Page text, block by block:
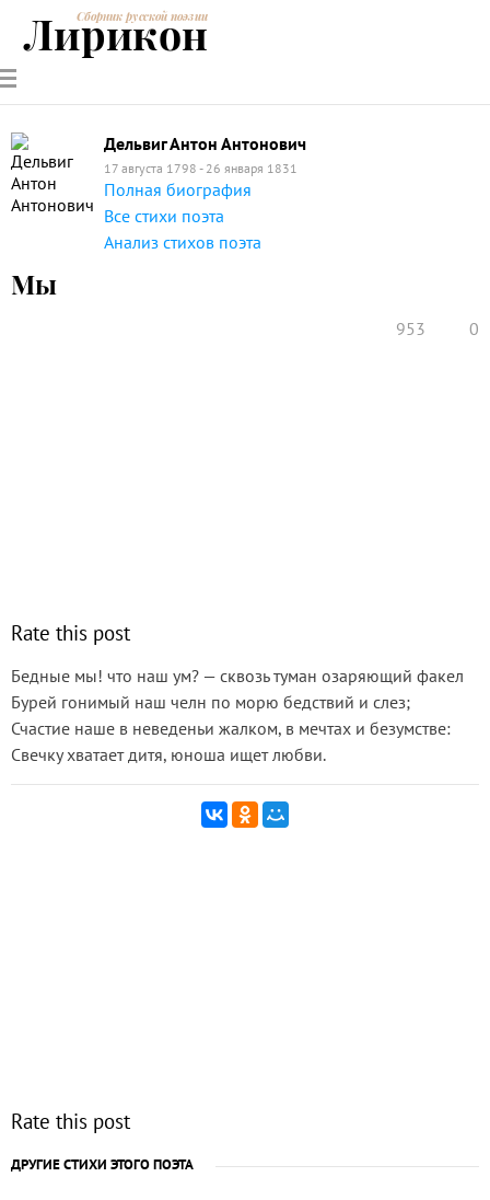
РУССКИЕ
ПОЭТЫ
СОВРЕМЕННИКИЭНЦИКЛОПЕДИЯ
ПОЭЗИИ
Сборник русской поэзии
Лирикон
Дельвиг Антон Антонович
17 августа 1798 - 26 января 1831
Полная биография
Все стихи поэта
Анализ стихов поэта
Мы
953 0
Rate this post
Бедные мы! что наш ум? — сквозь туман озаряющий факел
Бурей гонимый наш челн по морю бедствий и слез;
Счастие наше в неведеньи жалком, в мечтах и безумстве:
Свечку хватает дитя, юноша ищет любви.
Rate this post
ДРУГИЕ СТИХИ ЭТОГО ПОЭТА